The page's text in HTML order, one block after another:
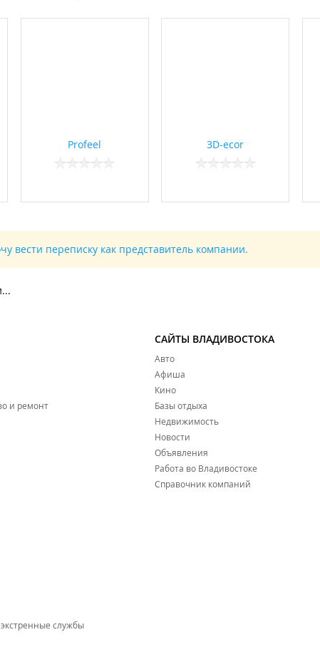
Profeel 3D-ecor
вести переписку как представитель компании.
и ремонт
службы
САЙТЫ ВЛАДИВОСТОКА
Авто
Афиша
Кино
Базы отдыха
Недвижимость
Новости
Объявления
Работа во Владивостоке
Справочник компаний